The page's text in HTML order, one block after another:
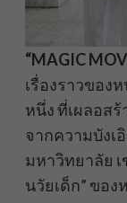
“MAGIC
เรื่องราวขอ
หนึ่ง ที่เผลอสร้
จากความบังเ
มหาวิทยาลัย เ
นวัยเด็ก” ขอ